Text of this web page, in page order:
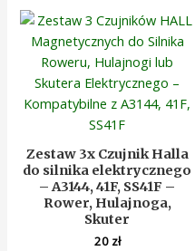
Zestaw 3x Czujnik Halla
do silnika elektrycznego
– A3144, 41F, SS41F –
Rower, Hulajnoga,
Skuter
20 zł